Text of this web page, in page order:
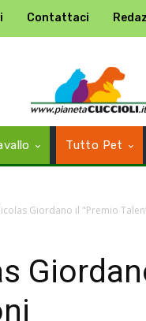
Contattaci
Tutto Pet
Giordano il "Premio